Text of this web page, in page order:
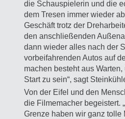
die Schauspielerin und die
dem Tresen immer wieder
Geschäft trotz der
den anschließenden
dann wieder alles nach der
vorbeifahrenden Autos auf
machen besteht aus
Start zu sein“, sagt
Von der Eifel und den
die Filmemacher begeistert.
Grenze haben wir ganz tolle